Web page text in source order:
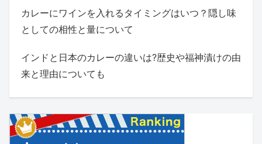
カレーにワインを入れるタイミングはいつ？隠し味
としての相性と量について
インドと日本のカレーの違いは?歴史や福神漬けの由
来と理由についても